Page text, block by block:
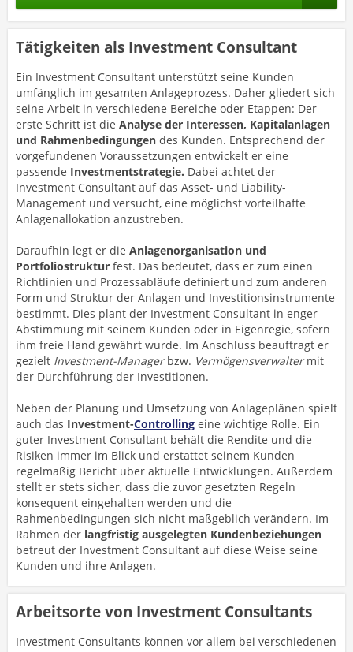
Tätigkeiten als Investment Consultant
Ein Investment Consultant unterstützt seine Kunden
umfänglich im gesamten Anlageprozess. Daher gliedert sich
seine Arbeit in verschiedene Bereiche oder Etappen: Der
erste Schritt ist die Analyse der Interessen, Kapitalanlagen
und Rahmenbedingungen des Kunden. Entsprechend der
vorgefundenen Voraussetzungen entwickelt er eine
passende Investmentstrategie. Dabei achtet der
Investment Consultant auf das Asset- und Liability-
Management und versucht, eine möglichst vorteilhafte
Anlagenallokation anzustreben.
Daraufhin legt er die Anlagenorganisation und
Portfoliostruktur fest. Das bedeutet, dass er zum einen
Richtlinien und Prozessabläufe definiert und zum anderen
Form und Struktur der Anlagen und Investitionsinstrumente
bestimmt. Dies plant der Investment Consultant in enger
Abstimmung mit seinem Kunden oder in Eigenregie, sofern
ihm freie Hand gewährt wurde. Im Anschluss beauftragt er
gezielt Investment-Managerbzw. Vermögensverwaltermit
der Durchführung der Investitionen.
Neben der Planung und Umsetzung von Anlageplänen spielt
auch das Investment-Controlling eine wichtige Rolle. Ein
guter Investment Consultant behält die Rendite und die
Risiken immer im Blick und erstattet seinem Kunden
regelmäßig Bericht über aktuelle Entwicklungen. Außerdem
stellt er stets sicher, dass die zuvor gesetzten Regeln
konsequent eingehalten werden und die
Rahmenbedingungen sich nicht maßgeblich verändern. Im
Rahmen der langfristig ausgelegten Kundenbeziehungen
betreut der Investment Consultant auf diese Weise seine
Kunden und ihre Anlagen.
Arbeitsorte von Investment Consultants
Investment Consultants können vor allem bei verschiedenen